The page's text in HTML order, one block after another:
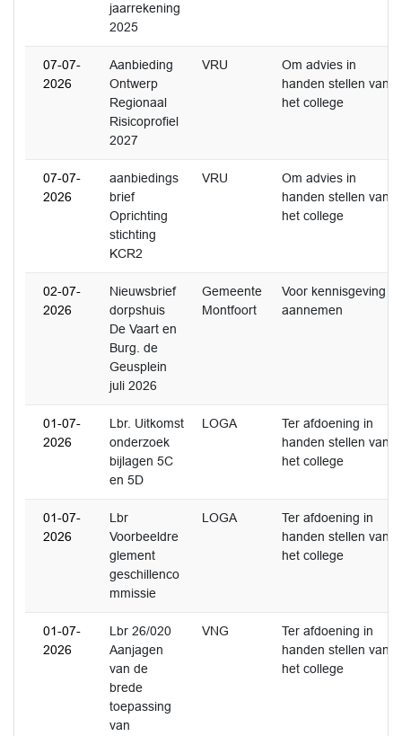
jaarrekening
2025
07-07-
2026
Aanbieding
Ontwerp
Regionaal
Risicoprofiel
2027
VRU
Om advies in
handen stellen van
het college
07-07-
2026
aanbiedings
brief
Oprichting
stichting
KCR2
VRU
Om advies in
handen stellen van
het college
02-07-
2026
Nieuwsbrief
dorpshuis
De Vaart en
Burg. de
Geusplein
juli 2026
Gemeente
Montfoort
Voor kennisgeving
aannemen
01-07-
2026
Lbr. Uitkomst
onderzoek
bijlagen 5C
en 5D
LOGA
Ter afdoening in
handen stellen van
het college
01-07-
2026
Lbr
Voorbeeldre
glement
geschillenco
mmissie
LOGA
Ter afdoening in
handen stellen van
het college
01-07-
2026
Lbr 26/020
Aanjagen
van de
brede
toepassing
van
VNG
Ter afdoening in
handen stellen van
het college